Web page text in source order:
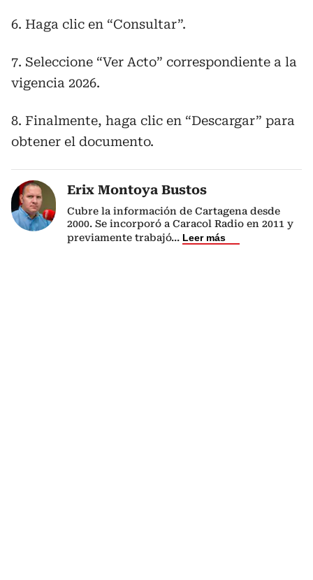
6. Haga clic en “Consultar”.
7. Seleccione “Ver Acto” correspondiente a la
vigencia 2026.
8. Finalmente, haga clic en “Descargar” para
obtener el documento.
Erix Montoya Bustos
Cubre la información de Cartagena desde
2000. Se incorporó a Caracol Radio en 2011 y
previamente trabajó... Leer más